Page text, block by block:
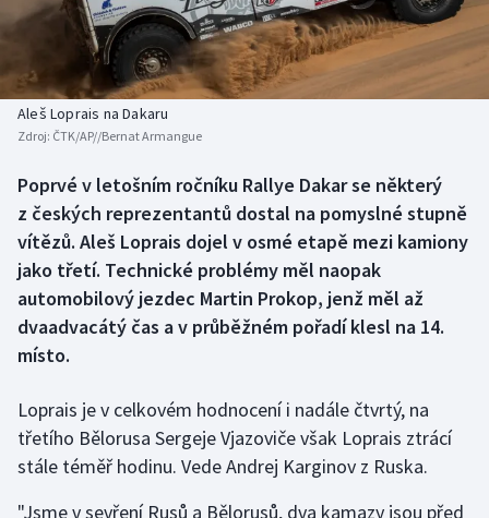
Baseball a softbal
Basketbal
Biatlon
Box
Curling
Dostihy
Futsal
Golf
Soutěže
Historické návraty
Aplikace ČT sport
Aleš Loprais na Dakaru
Zdroj: ČTK/AP//Bernat Armangue
Poprvé v letošním ročníku Rallye Dakar se některý
z českých reprezentantů dostal na pomyslné stupně
vítězů. Aleš Loprais dojel v osmé etapě mezi kamiony
jako třetí. Technické problémy měl naopak
automobilový jezdec Martin Prokop, jenž měl až
dvaadvacátý čas a v průběžném pořadí klesl na 14.
místo.
Loprais je v celkovém hodnocení i nadále čtvrtý, na
třetího Bělorusa Sergeje Vjazoviče však Loprais ztrácí
stále téměř hodinu. Vede Andrej Karginov z Ruska.
"Jsme v sevření Rusů a Bělorusů, dva kamazy jsou před